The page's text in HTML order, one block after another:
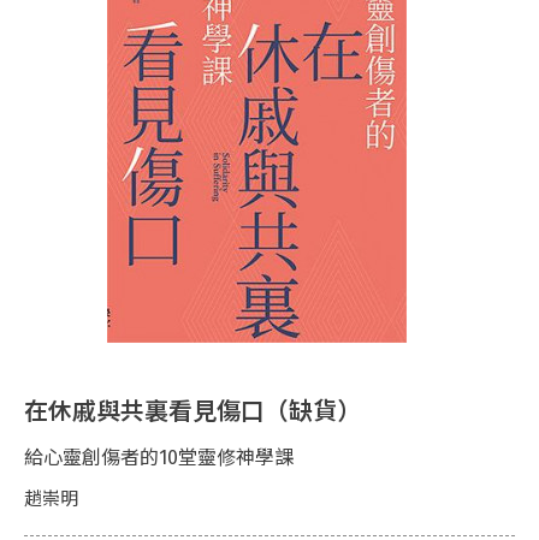
在休戚與共裏看見傷口（缺貨）
給心靈創傷者的10堂靈修神學課
趙崇明